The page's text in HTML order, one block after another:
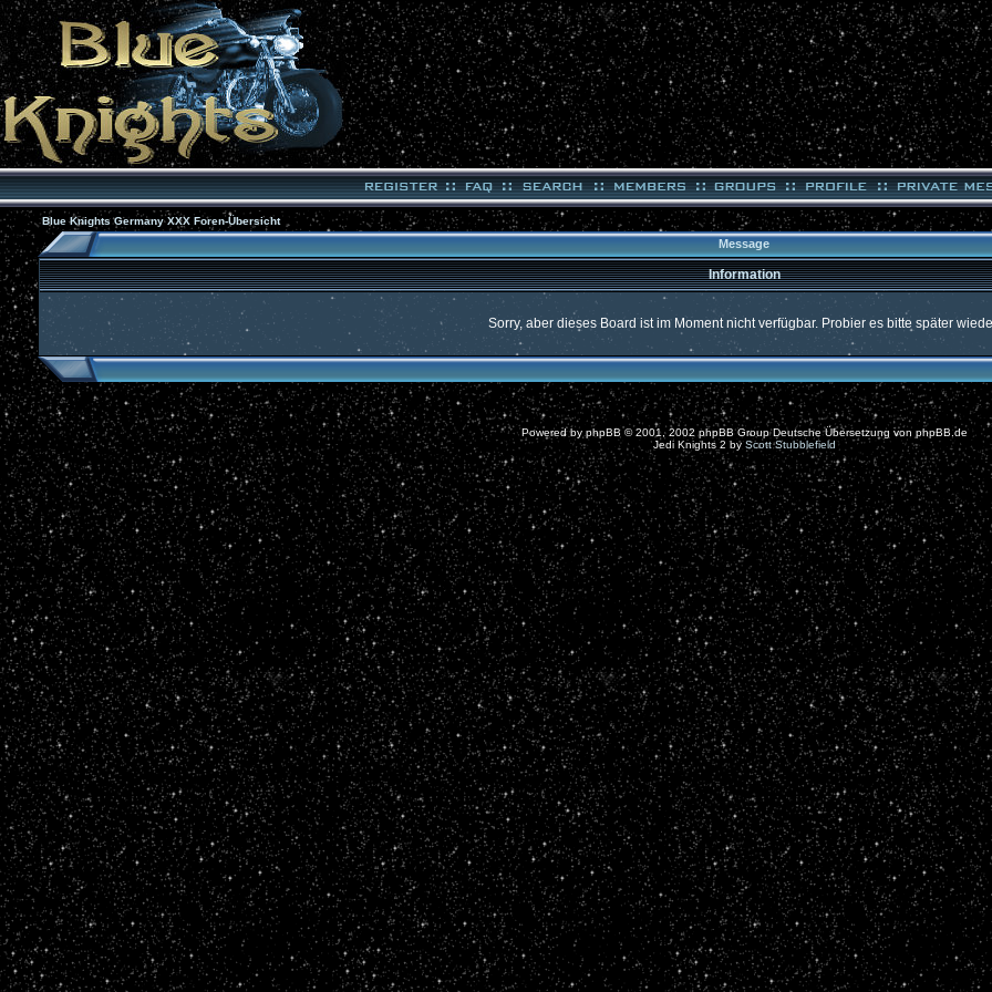
Blue Knights Germany XXX Foren-Übersicht
Message
Information
Sorry, aber dieses Board ist im Moment nicht verfügbar. Probier es bitte später
Powered by phpBB© 2001, 2002 phpBB Group Deutsche Übersetzung von phpBB.de
Jedi Knights 2 byScott Stubblefield